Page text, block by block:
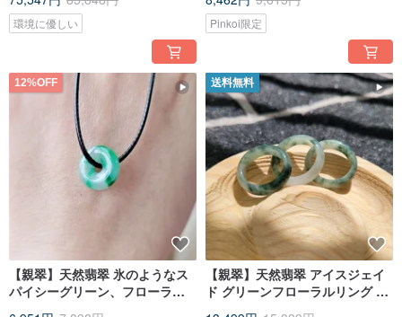
レスレット 台湾鑑定書付き
環境に優しい
ミニマルネックレス
Pinkoi限定
12%OFF
【親翠】天然翡翠 氷のようなス
パイシーグリーン、フローラル
送料無料
【親翠】天然翡翠 アイスジェイ
ド グリーンフローラルリング 12